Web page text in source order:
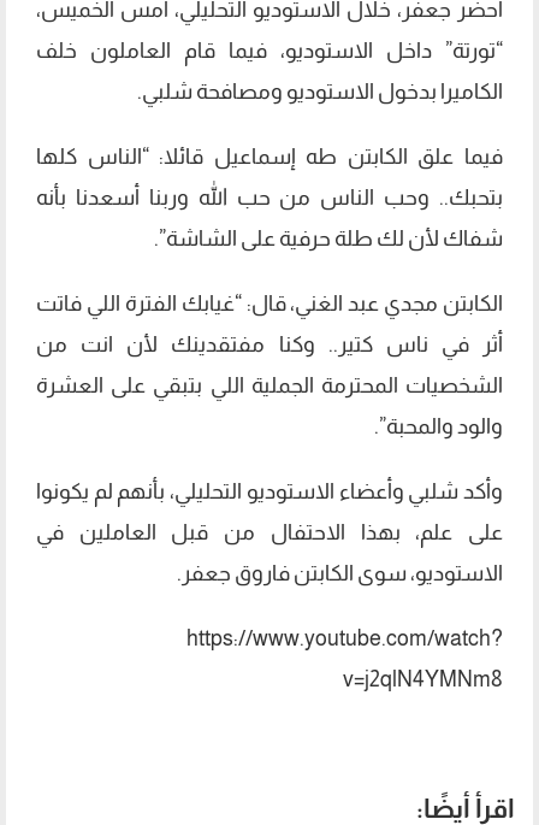
أحضر جعفر، خلال الاستوديو التحليلي، أمس الخميس،
“تورتة” داخل الاستوديو، فيما قام العاملون خلف
الكاميرا بدخول الاستوديو ومصافحة شلبي.
فيما علق الكابتن طه إسماعيل قائلا: “الناس كلها
بتحبك.. وحب الناس من حب الله وربنا أسعدنا بأنه
شفاك لأن لك طلة حرفية على الشاشة”.
الكابتن مجدي عبد الغني، قال: “غيابك الفترة اللي فاتت
أثر في ناس كتير.. وكنا مفتقدينك لأن انت من
الشخصيات المحترمة الجملية اللي بتبقي على العشرة
والود والمحبة”.
وأكد شلبي وأعضاء الاستوديو التحليلي، بأنهم لم يكونوا
على علم، بهذا الاحتفال من قبل العاملين في
الاستوديو، سوى الكابتن فاروق جعفر.
https://www.youtube.com/watch?
v=j2qlN4YMNm8
اقرأ أيضًا: